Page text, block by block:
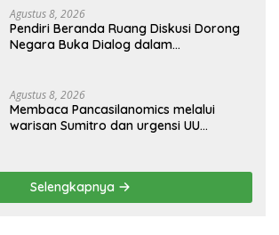
Agustus 8, 2026
Pendiri Beranda Ruang Diskusi Dorong
Negara Buka Dialog dalam
Agustus 8, 2026
Membaca Pancasilanomics melalui
warisan Sumitro dan urgensi UU
Selengkapnya